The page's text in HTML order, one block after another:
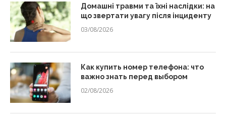
Домашні травми та їхні наслідки: на
що звертати увагу після інциденту
03/08/2026
Как купить номер телефона: что
важно знать перед выбором
02/08/2026